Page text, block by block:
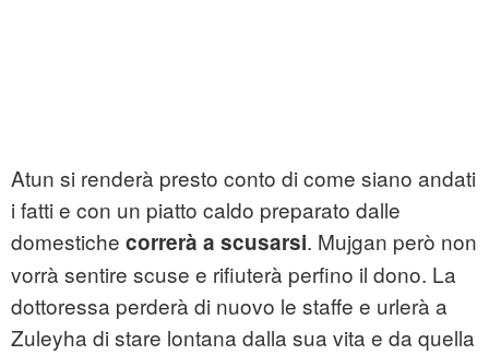
Atun si renderà presto conto di come siano andati
i fatti e con un piatto caldo preparato dalle
domestiche correrà a scusarsi. Mujgan però non
vorrà sentire scuse e rifiuterà perfino il dono. La
dottoressa perderà di nuovo le staffe e urlerà a
Zuleyha di stare lontana dalla sua vita e da quella